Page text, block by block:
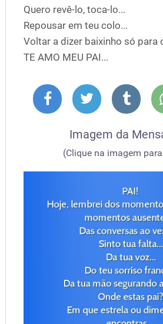
Quero revê-lo, toca-lo...
Repousar em teu colo...
Voltar a dizer baixinho só para
TE AMO MEU PAI...
Imagem da
(Clique na imagem